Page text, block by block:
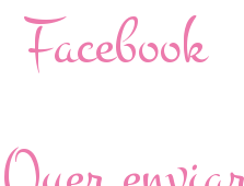
Facebook